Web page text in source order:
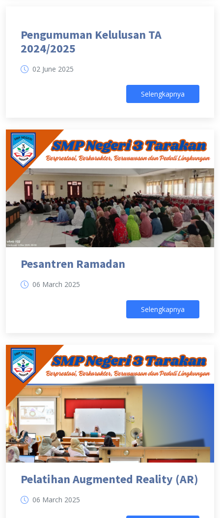
Pengumuman Kelulusan TA
2024/2025
02 June 2025
Selengkapnya
Pesantren Ramadan
06 March 2025
Selengkapnya
Pelatihan Augmented Reality (AR)
06 March 2025